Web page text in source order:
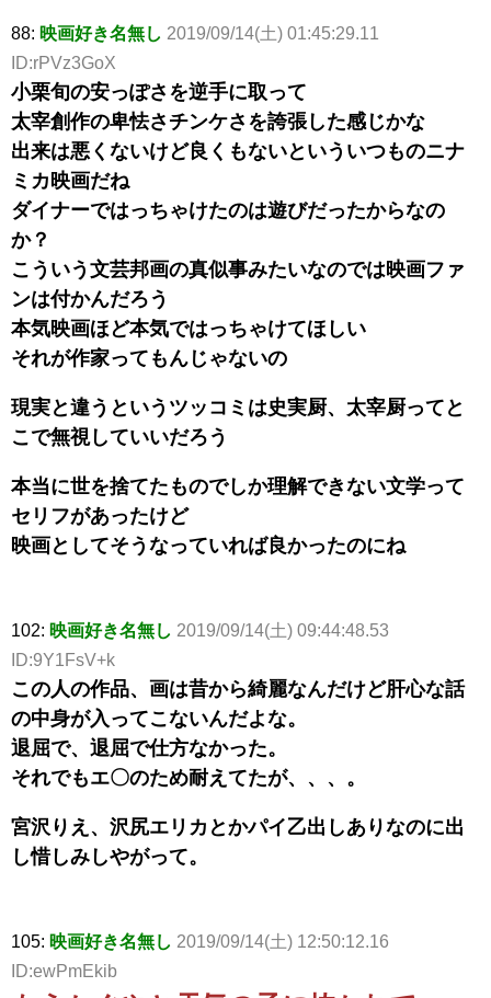
88: 映画好き名無し 2019/09/14(土) 01:45:29.11
ID:rPVz3GoX
小栗旬の安っぽさを逆手に取って
太宰創作の卑怯さチンケさを誇張した感じかな
出来は悪くないけど良くもないといういつものニナ
ミカ映画だね
ダイナーではっちゃけたのは遊びだったからなの
か？
こういう文芸邦画の真似事みたいなのでは映画ファ
ンは付かんだろう
本気映画ほど本気ではっちゃけてほしい
それが作家ってもんじゃないの
現実と違うというツッコミは史実厨、太宰厨ってと
こで無視していいだろう
本当に世を捨てたものでしか理解できない文学って
セリフがあったけど
映画としてそうなっていれば良かったのにね
102: 映画好き名無し 2019/09/14(土) 09:44:48.53
ID:9Y1FsV+k
この人の作品、画は昔から綺麗なんだけど肝心な話
の中身が入ってこないんだよな。
退屈で、退屈で仕方なかった。
それでもエ〇のため耐えてたが、、、。
宮沢りえ、沢尻エリカとかパイ乙出しありなのに出
し惜しみしやがって。
105: 映画好き名無し 2019/09/14(土) 12:50:12.16
ID:ewPmEkib